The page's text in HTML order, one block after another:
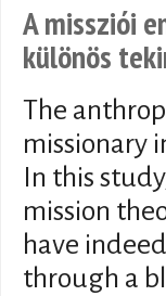
A missziói
különös
The
missionary
In this
mission
have
through a